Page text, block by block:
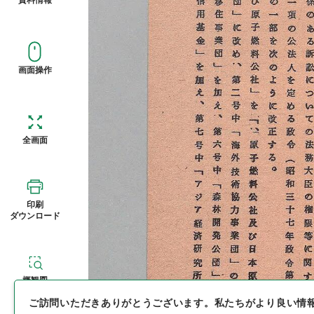
画面操作
全画面
印刷
ダウンロード
概観図
ご訪問いただきありがとうございます。 私たちがより良い情